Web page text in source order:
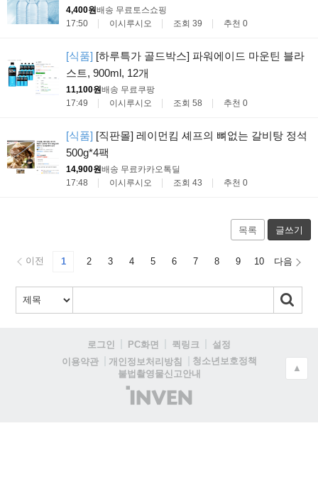
4,400원배송 무료 토스쇼핑
17:50
이시루시오 조회 39 추천 0
[식품] [하루특가 골드박스] 파워에이드 마운틴 블라
스트, 900ml, 12개
11,100원배송 무료 쿠팡
17:49
이시루시오 조회 58 추천 0
[식품] [직판몰] 레이먼킴 셰프의 뼈없는 갈비탕 정석
500g*4팩
14,900원배송 무료 카카오톡딜
17:48
이시루시오 조회 43 추천 0
목록 글쓰기
이전 1 2 3 4 5 6 7 8 9 10 다음
로그인 PC화면 퀵링크
설정
이용약관
개인정보처리방침
청소년보호정책
불법촬영물신고안내
(주)
인
▲